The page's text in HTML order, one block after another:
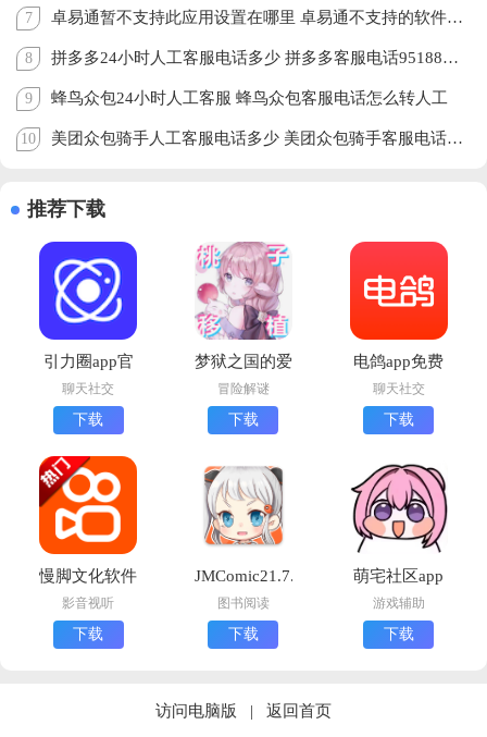
7 卓易通暂不支持此应用设置在哪里 卓易通不支持的软件怎么安装
8 拼多多24小时人工客服电话多少 拼多多客服电话95188怎么转人工
9 蜂鸟众包24小时人工客服 蜂鸟众包客服电话怎么转人工
10 美团众包骑手人工客服电话多少 美团众包骑手客服电话怎么转人工
推荐下载
引力圈app官
方版最新版本
下载
(UniFans)
聊天社交
下载
梦狱之国的爱
丽丝手机版下
载(夢獄の国
的爱丽丝)
冒险解谜
下载
电鸽app免费
下载正版
聊天社交
下载
慢脚文化软件
app官方下载
(快手)
影音视听
下载
JMComic21.7.9
最新版安装包
下载
图书阅读
下载
萌宅社区app
下载最新版
游戏辅助
下载
访问电脑版 | 返回首页